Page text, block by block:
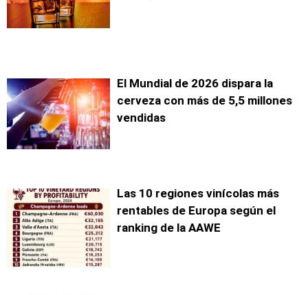
El Mundial de 2026 dispara la
cerveza con más de 5,5 millones
vendidas
Las 10 regiones vinícolas más
rentables de Europa según el
ranking de la AAWE